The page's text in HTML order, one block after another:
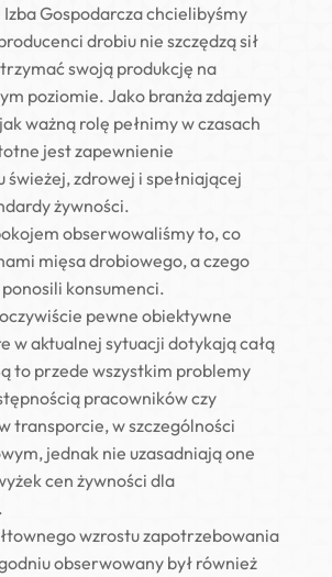
Gospodarcza chcielibyśmy
drobiu nie szczędzą sił
swoją produkcję na
poziomie. Jako branża zdajemy
ważną rolę pełnimy w czasach
jest zapewnienie
świeżej, zdrowej i spełniającej
żywności.
obserwowaliśmy to, co
mięsa drobiowego, a czego
konsumenci.
pewne obiektywne
w aktualnej sytuacji dotykają całą
to przede wszystkim problemy
pracowników czy
transporcie, w szczególności
jednak nie uzasadniają one
cen żywności dla
wzrostu zapotrzebowania
obserwowany był również